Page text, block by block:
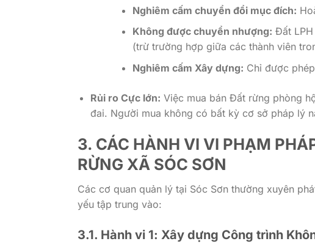
Nghiêm cấm chuyển đổi mục đích:
Không được chuyển nhượng: Đất LPH
(trừ trường hợp giữa các thành viên
Nghiêm cấm Xây dựng: Chỉ được
Rủi ro Cực lớn: Việc mua bán Đất rừng phòng
đai. Người mua không có bất kỳ cơ sở pháp lý
3. CÁC HÀNH VI VI PHẠM
RỪNG XÃ SÓC SƠN
Các cơ quan quản lý tại Sóc Sơn thường xuyên
yếu tập trung vào:
3.1. Hành vi 1: Xây dựng Công trình